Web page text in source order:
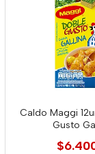
Caldo Maggi
Gusto